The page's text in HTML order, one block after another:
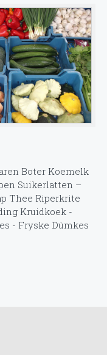
Boter Koemelk
Suikerlatten –
Thee Riperkrite
Kruidkoek -
- Fryske Dúmkes